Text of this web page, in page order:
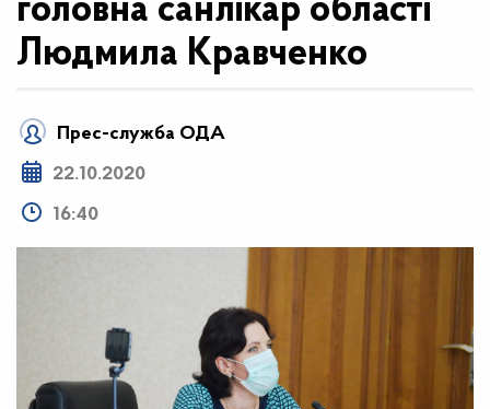
головна санлікар області
Людмила Кравченко
Прес-служба ОДА
22.10.2020
16:40